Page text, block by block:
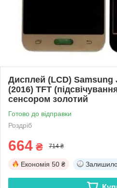
Дисплей (LCD) Samsung
(2016) TFT
сенсором золотий
Готово до відправки
Роздріб
664 ₴ 714 ₴
Економія 50 ₴